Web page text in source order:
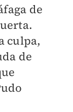
de
culpa,
de